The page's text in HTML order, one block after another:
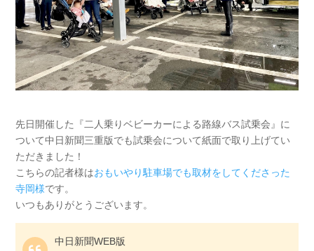
先日開催した『二人乗りベビーカーによる路線バス試乗会』に
ついて中日新聞三重版でも試乗会について紙面で取り上げてい
ただきました！
こちらの記者様はおもいやり駐車場でも取材をしてくださった
寺岡様です。
いつもありがとうございます。
中日新聞WEB版